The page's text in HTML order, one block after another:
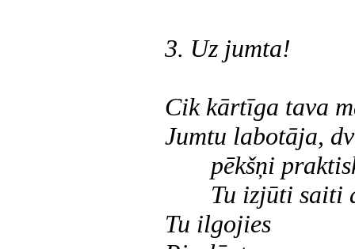
3. Uz jumta!
Cik kārtīga tava
Jumtu labotāja,
pēkšņi
Tu izjūti saiti
Tu ilgojies